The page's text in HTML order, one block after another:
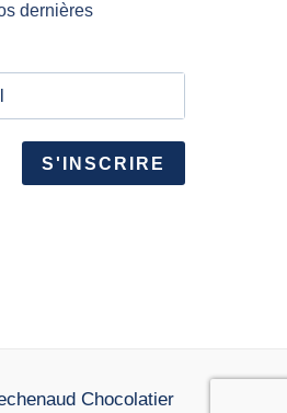
dernières
S'INSCRIRE
Chocolatier